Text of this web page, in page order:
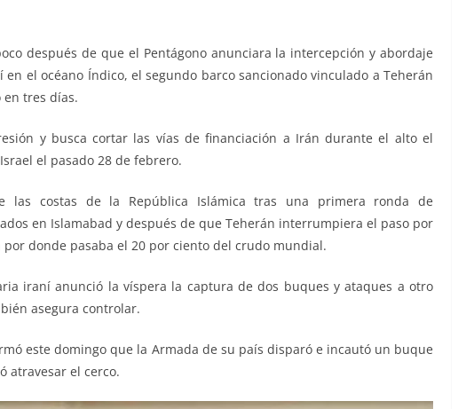
después de que el Pentágono anunciara la intercepción y abordaje
el océano Índico, el segundo barco sancionado vinculado a Teherán
en tres días.
y busca cortar las vías de financiación a Irán durante el alto el
el pasado 28 de febrero.
las costas de la República Islámica tras una primera ronda de
en Islamabad y después de que Teherán interrumpiera el paso por
donde pasaba el 20 por ciento del crudo mundial.
iraní anunció la víspera la captura de dos buques y ataques a otro
asegura controlar.
este domingo que la Armada de su país disparó e incautó un buque
atravesar el cerco.